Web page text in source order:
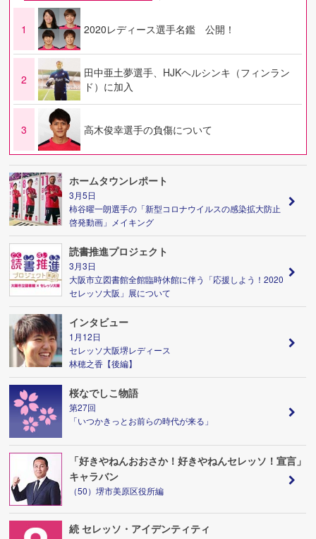
1 2020レディース選手名鑑 公開！
2
田中亜土夢選手、HJKヘルシンキ（フィンラン
ド）に加入
3 高木俊幸選手の負傷について
ホームタウンレポート
3月5日
柿谷曜一朗選手の「新型コロナウイルスの感染拡大防止
啓発動画」メイキング
読書推進プロジェクト
3月3日
大阪市立図書館全館臨時休館に伴う「応援しよう！2020
セレッソ大阪」展について
インタビュー
1月12日
セレッソ大阪堺レディース
林穂之香【後編】
桜なでしこ物語
第27回
「いつかきっとお前らの時代が来る」
「好きやねんおおさか！好きやねんセレッソ！宣言」
キャラバン
（50）堺市美原区役所編
続 セレッソ・アイデンティティ